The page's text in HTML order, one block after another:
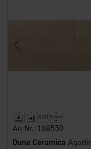
Art-Nr.: 188550
Dune Ceramica Agadir